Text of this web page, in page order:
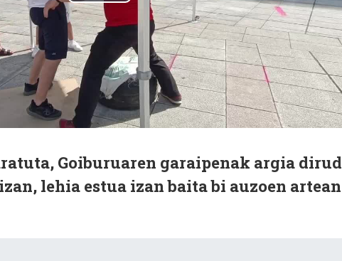
Goiburuaren garaipenak argia
lehia estua izan baita bi auzoen